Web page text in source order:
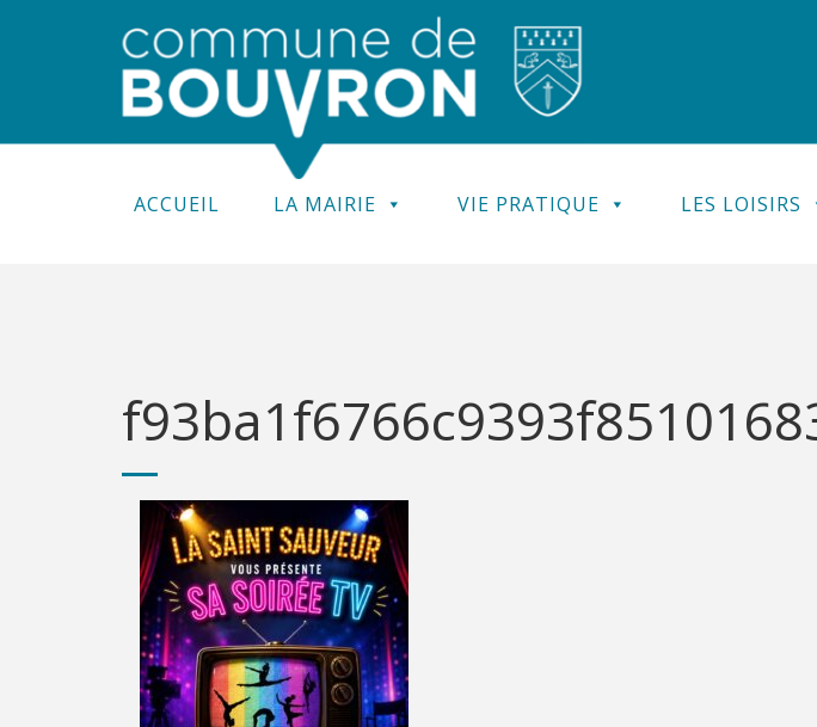
ACCUEIL LA MAIRIE VIE PRATIQUE LES LOISIRS